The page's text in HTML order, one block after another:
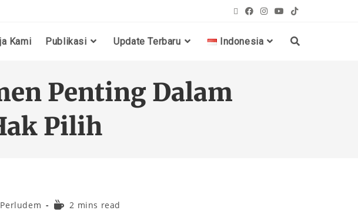
Kami Publikasi Update Terbaru Indonesia
Penting Dalam
Pilih
2 mins read